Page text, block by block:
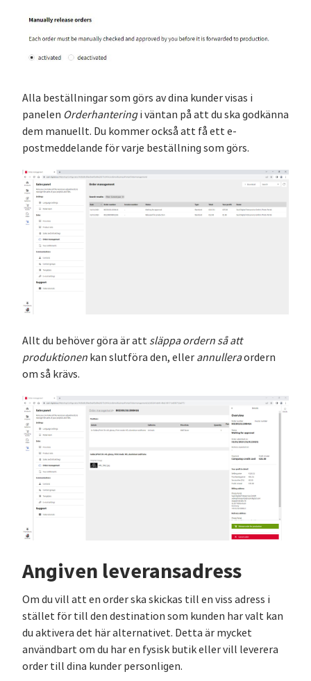
Alla beställningar som görs av dina kunder visas i
panelen Orderhanteringi väntan på att du ska godkänna
dem manuellt. Du kommer också att få ett e-
postmeddelande för varje beställning som görs.
Allt du behöver göra är att släppa ordern så att
produktionen kan slutföra den, eller annulleraordern
om så krävs.
Angiven leveransadress
Om du vill att en order ska skickas till en viss adress i
stället för till den destination som kunden har valt kan
du aktivera det här alternativet. Detta är mycket
användbart om du har en fysisk butik eller vill leverera
order till dina kunder personligen.